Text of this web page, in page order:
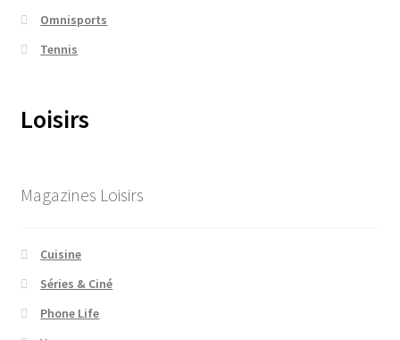
Omnisports
Tennis
Loisirs
Magazines Loisirs
Cuisine
Séries & Ciné
Phone Life